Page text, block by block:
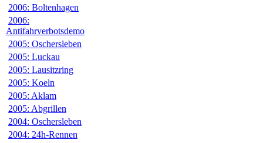
2006: Boltenhagen
2006:
Antifahrverbotsdemo
2005: Oschersleben
2005: Luckau
2005: Lausitzring
2005: Koeln
2005: Aklam
2005: Abgrillen
2004: Oschersleben
2004: 24h-Rennen